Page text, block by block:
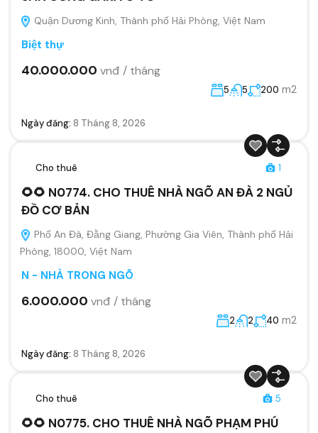
Quận Dương Kinh, Thành phố Hải Phòng, Việt Nam
Biệt thự
40.000.000 vnđ / tháng
5 5 200 m2
Ngày đăng: 8 Tháng 8, 2026
Cho thuê 1
🌻🌻 N0774. CHO THUÊ NHÀ NGÕ AN ĐÀ 2 NGỦ
ĐỒ CƠ BẢN
Phố An Đà, Đằng Giang, Phường Gia Viên, Thành phố Hải
Phòng, 18000, Việt Nam
N - NHÀ TRONG NGÕ
6.000.000 vnđ / tháng
2 2 40 m2
Ngày đăng: 8 Tháng 8, 2026
Cho thuê 5
🌻🌻 N0775. CHO THUÊ NHÀ NGÕ PHẠM PHÚ